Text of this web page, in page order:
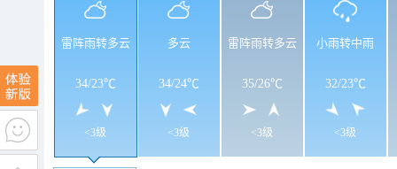
雷阵雨转多云
34/23℃
<3级
多云
34/24℃
<3级
雷阵雨转多云
35/26℃
<3级
小雨转中雨
32/23℃
<3级